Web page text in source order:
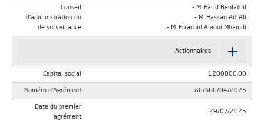
Conseil
d'administration ou
de surveillance
- M. Farid Benlafdil
- M. Hassan Ait Ali
- M. Errachid Alaoui Mhamdi
Actionnaires
Capital social 1200000.00
Numéro d'Agrément AG/SDG/04/2025
Date du premier
agrément
29/07/2025